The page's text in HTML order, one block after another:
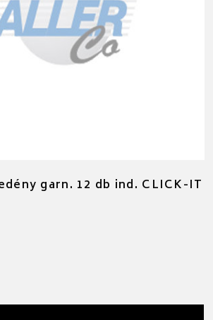
garn. 12 db ind. CLICK-IT